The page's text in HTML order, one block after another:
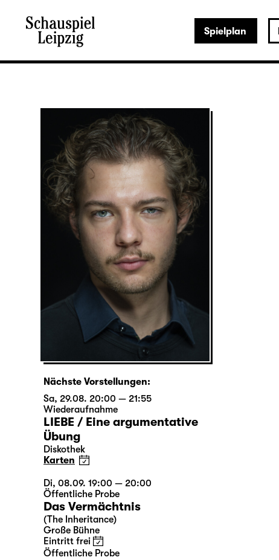
Spielplan
Nächste Vorstellungen:
Sa, 29.08. 20:00 — 21:55
Wiederaufnahme
LIEBE / Eine argumentative
Übung
Diskothek
Karten
Di, 08.09. 19:00 — 20:00
Öffentliche Probe
Das Vermächtnis
(The Inheritance)
Große Bühne
Eintritt frei
Öffentliche Probe